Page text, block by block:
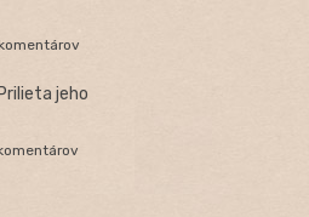
jeho